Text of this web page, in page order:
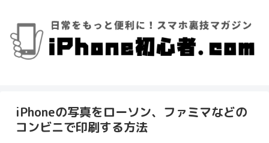
iPhoneの写真をローソン、ファミマなどの
コンビニで印刷する方法